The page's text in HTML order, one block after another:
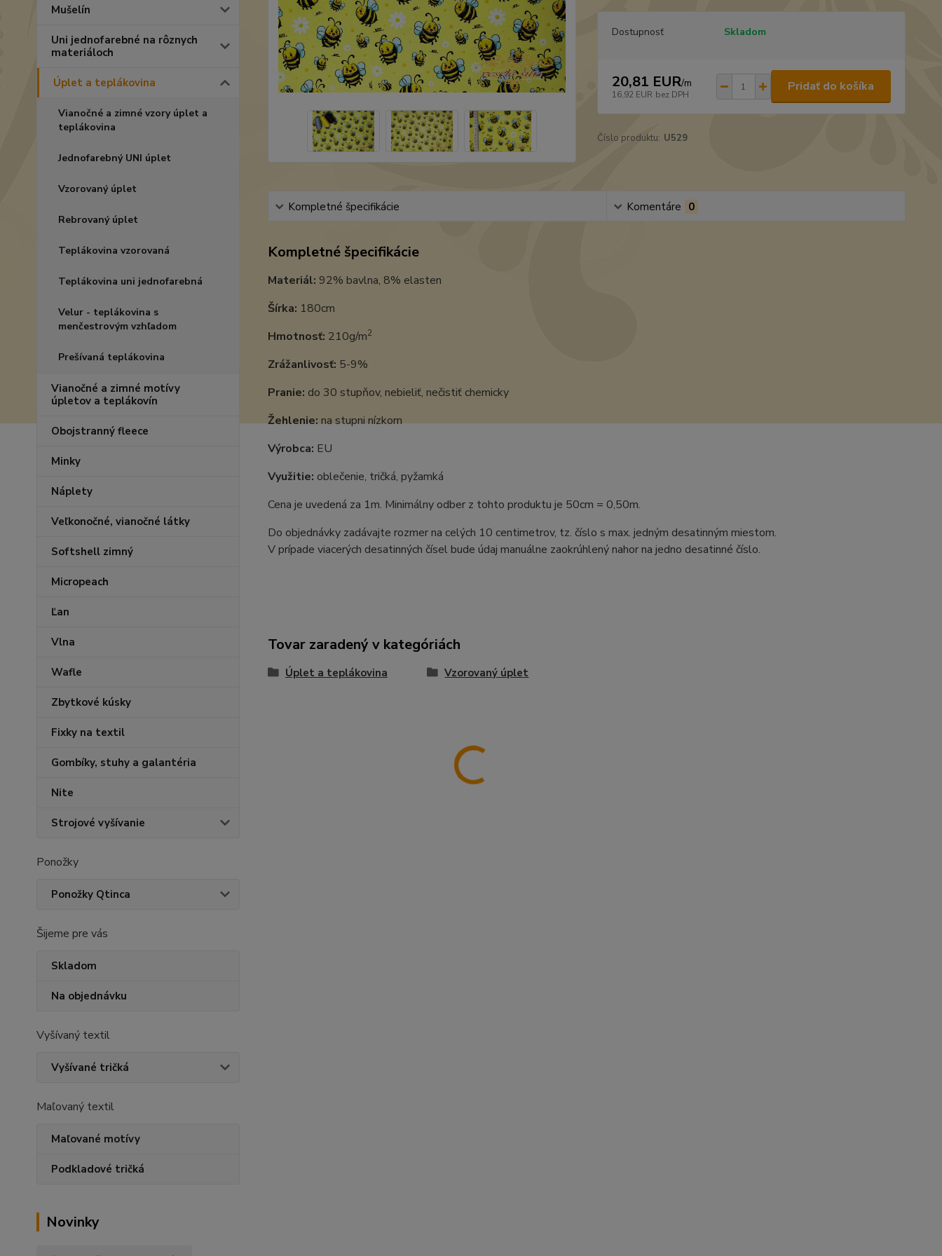
Mušelín
Uni jednofarebné na rôznych
materiáloch
Úplet a teplákovina
Vianočné a zimné vzory úplet a
teplákovina
Jednofarebný UNI úplet
Vzorovaný úplet
Rebrovaný úplet
Teplákovina vzorovaná
Teplákovina uni jednofarebná
Velur - teplákovina s
menčestrovým vzhľadom
Prešívaná teplákovina
Vianočné a zimné motívy
úpletov a teplákovín
Obojstranný fleece
Minky
Náplety
Veľkonočné, vianočné látky
Softshell zimný
Micropeach
Ľan
Vlna
Wafle
Zbytkové kúsky
Fixky na textil
Gombíky, stuhy a galantéria
Nite
Strojové vyšívanie
Ponožky
Ponožky Qtinca
Šijeme pre vás
Skladom
Na objednávku
Vyšívaný textil
Vyšívané tričká
Maľovaný textil
Maľované motívy
Podkladové tričká
Novinky
Dostupnosť Skladom
20,81 EUR/m
16,92 EUR bez DPH
Pridať do košíka
Číslo produktu: U529
Kompletné špecifikácie Komentáre 0
Kompletné špecifikácie
Materiál: 92% bavlna, 8% elasten
Šírka: 180cm
Hmotnosť: 210g/m2
Zrážanlivosť: 5-9%
Pranie: do 30 stupňov, nebieliť, nečistiť chemicky
Žehlenie:na stupni nízkom
Výrobca: EU
Využitie: oblečenie, tričká, pyžamká
Cena je uvedená za 1m. Minimálny odber z tohto produktu je 50cm = 0,50m.
Do objednávky zadávajte rozmer na celých 10 centimetrov, tz. číslo s max. jedným desatinným miestom.
V prípade viacerých desatinných čísel bude údaj manuálne zaokrúhlený nahor na jedno desatinné číslo.
Tovar zaradený v kategóriách
Úplet a teplákovina Vzorovaný úplet